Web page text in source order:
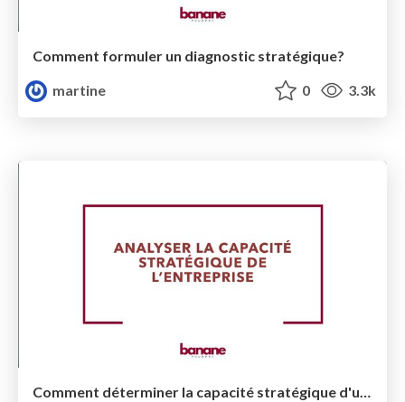
Comment formuler un diagnostic stratégique?
martine
0 3.3k
Comment déterminer la capacité stratégique d'une entreprise?